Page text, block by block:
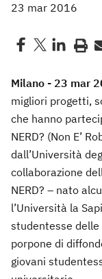
23 mar 2016
Milano - 23 mar
migliori progetti,
che hanno
NERD? (Non E’
dall’Università
collaborazione
NERD? – nato
l’Università la
studentesse delle
porpone di
giovani